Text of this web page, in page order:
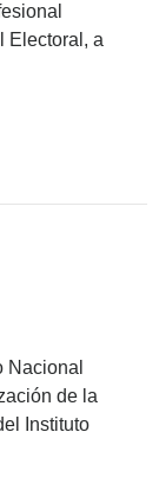
Electoral, a
Nacional
de la
Instituto